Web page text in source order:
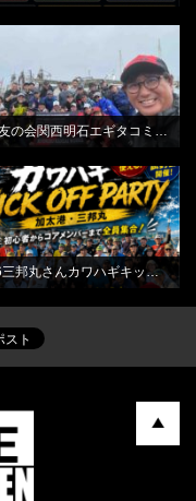
極鋭友の会関西明石エギタコミーティング初日
2026三邦丸さんカワハギキックオフPARTY